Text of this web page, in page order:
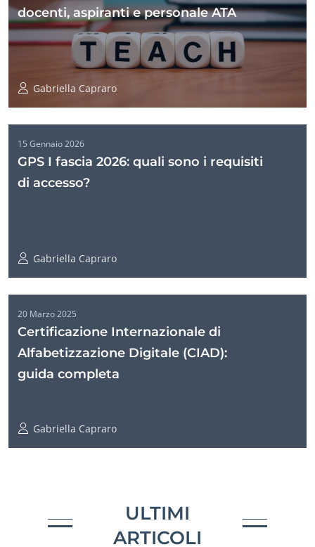
docenti, aspiranti e personale ATA
Gabriella Capraro
15 Gennaio 2026
GPS I fascia 2026: quali sono i requisiti
di accesso?
Gabriella Capraro
20 Marzo 2025
Certificazione Internazionale di
Alfabetizzazione Digitale (CIAD):
guida completa
Gabriella Capraro
ULTIMI
ARTICOLI